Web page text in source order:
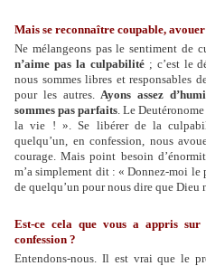
Mais se reconnaître coupable,
Ne mélangeons pas le sentiment de
n’aime pas la culpabilité ; c’est le
nous sommes libres et responsables
pour les autres.Ayons assez
sommes pas parfaits. Le
la vie ! ». Se libérer de la
quelqu’un, en confession, nous
courage. Mais point besoin
m’a simplement dit : « Donnez-moi le
de quelqu’un pour nous dire que Dieu
Est-ce cela que vous a appris
confession ?
Entendons-nous. Il est vrai que le